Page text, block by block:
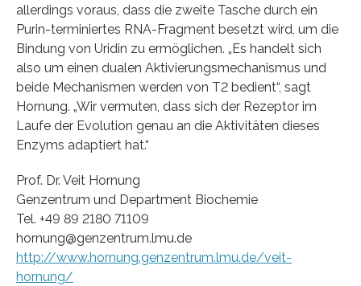
allerdings voraus, dass die zweite Tasche durch ein
Purin-terminiertes RNA-Fragment besetzt wird, um die
Bindung von Uridin zu ermöglichen. „Es handelt sich
also um einen dualen Aktivierungsmechanismus und
beide Mechanismen werden von T2 bedient“, sagt
Hornung. „Wir vermuten, dass sich der Rezeptor im
Laufe der Evolution genau an die Aktivitäten dieses
Enzyms adaptiert hat.“
Prof. Dr. Veit Hornung
Genzentrum und Department Biochemie
Tel. +49 89 2180 71109
hornung@genzentrum.lmu.de
http://www.hornung.genzentrum.lmu.de/veit-
hornung/